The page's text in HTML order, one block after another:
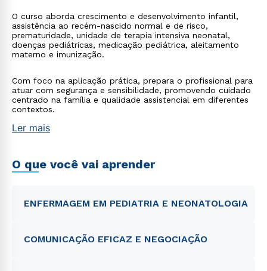
O curso aborda crescimento e desenvolvimento infantil,
assistência ao recém-nascido normal e de risco,
prematuridade, unidade de terapia intensiva neonatal,
doenças pediátricas, medicação pediátrica, aleitamento
materno e imunização.
Com foco na aplicação prática, prepara o profissional para
atuar com segurança e sensibilidade, promovendo cuidado
centrado na família e qualidade assistencial em diferentes
contextos.
Ler mais
O que você vai aprender
ENFERMAGEM EM PEDIATRIA E NEONATOLOGIA
COMUNICAÇÃO EFICAZ E NEGOCIAÇÃO